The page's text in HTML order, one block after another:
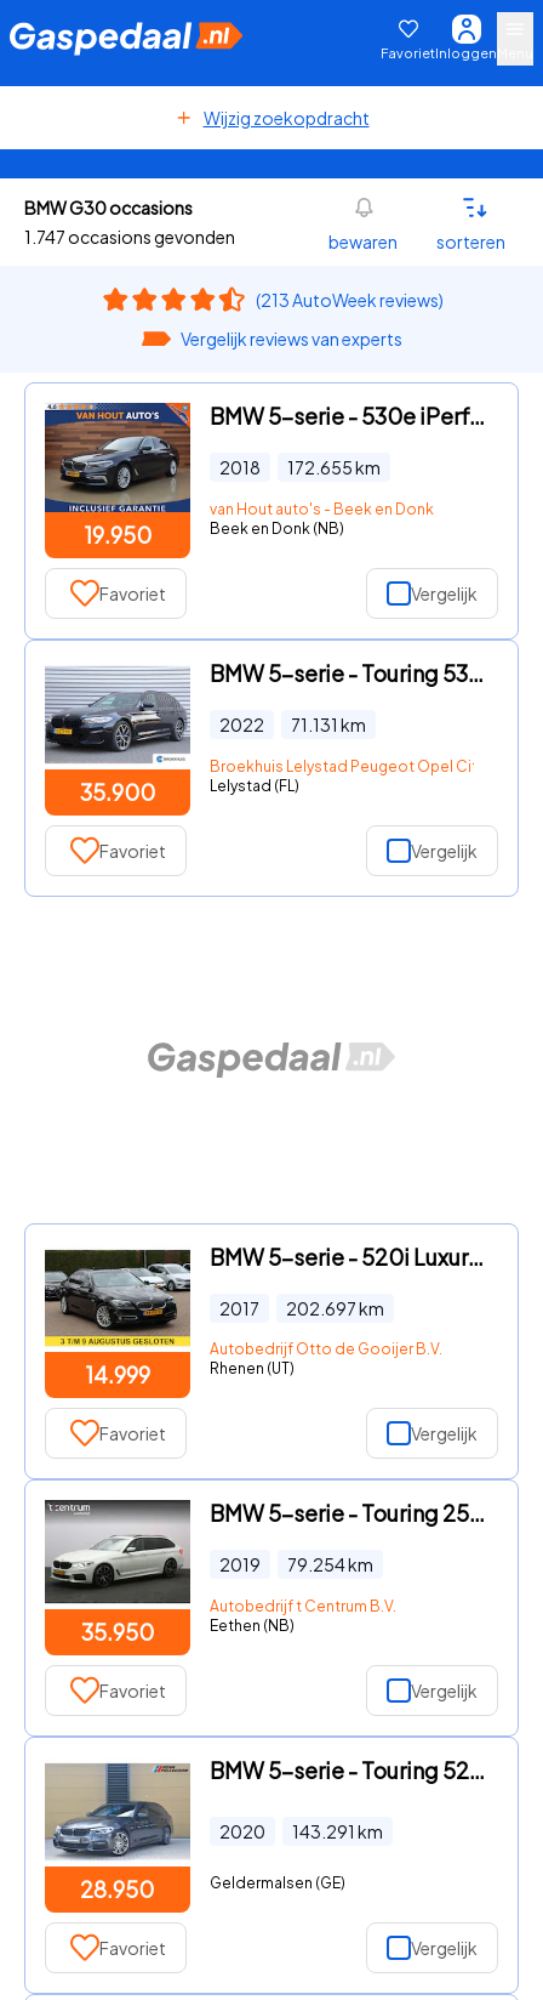
FavorietInloggen
Wijzig zoekopdracht
BMW G30 occasions
1.747 occasions gevonden
bewaren sorteren
(213 AutoWeek reviews)
Vergelijk reviews van experts
19.950
BMW 5-serie - 530e iPerformance High Executive | LUXURY LINE
2018 172.655km
van Hout auto's - Beek en Donk
Beek en Donk (NB)
Favoriet Vergelijk
35.900
BMW 5-serie - Touring 530e 292PK BUSINESS EDITION PLUS M-SPORT AUTOMAAT /
2022 71.131 km
Broekhuis Lelystad Peugeot Opel Citroen
Lelystad (FL)
Favoriet Vergelijk
14.999
BMW 5-serie - 520i Luxury Edition / NL Auto! / Schuifdak / Leder / Navigat
2017 202.697km
Autobedrijf Otto de Gooijer B.V.
Rhenen (UT)
Favoriet Vergelijk
35.950
BMW 5-serie - Touring 252 PK 530i xDrive Executive, *1-Eigenaar*, Panormad
2019 79.254km
Autobedrijf t Centrum B.V.
Eethen (NB)
Favoriet Vergelijk
28.950
BMW 5-serie - Touring 520i High Executive Edition * M-Sport * Comfortstoel
2020 143.291 km
Geldermalsen (GE)
Favoriet Vergelijk